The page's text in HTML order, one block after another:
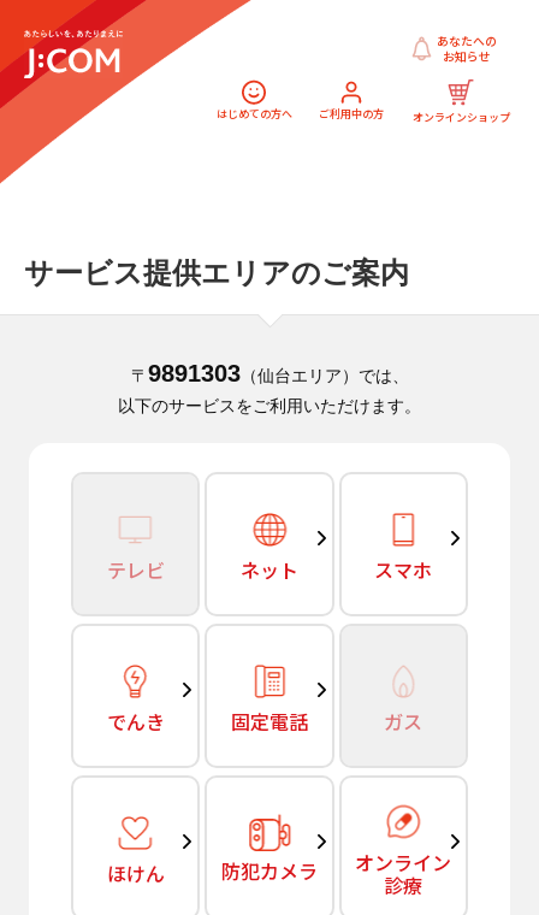
はじめての方へ ご利用中の方 オンラインショップ
あなたへの
お知らせ
サービス提供エリアのご案内
〒 9891303（仙台エリア）では、
以下のサービスをご利用いただけます。
テレビ ネット スマホ
でんき 固定電話 ガス
ほけん 防犯カメラ オンライン
診療